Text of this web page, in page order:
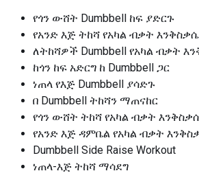
የጎን ውሸት Dumbbell ከፍ ያድርጉ
የአንድ እጅ ትከሻ የአካል ብቃት እንቅስቃሴ
ለትከሻዎች Dumbbell የአካል ብቃት
ከጎን ከፍ አድርግ ከ Dumbbell ጋር
ነጠላ የእጅ Dumbbell ያሳድጉ
በ Dumbbell ትከሻን ማጠናከር
የጎን ውሸት ትከሻ የአካል ብቃት
የአንድ እጅ ዳምቤል የአካል ብቃት
Dumbbell Side Raise Workout
ነጠላ-እጅ ትከሻ ማሳደግ